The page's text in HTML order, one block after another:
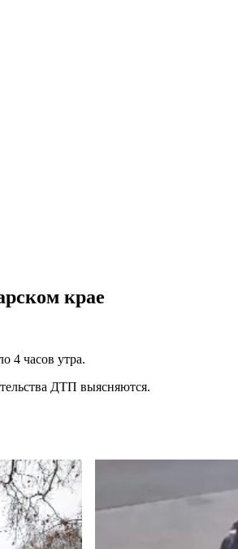
крае
4 часов утра.
ДТП выясняются.